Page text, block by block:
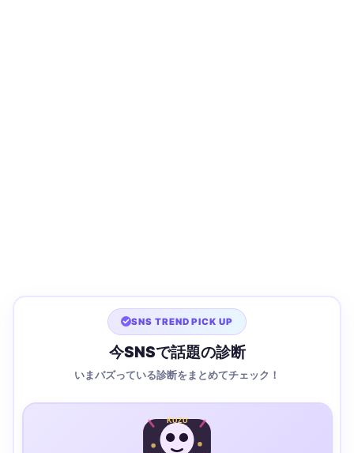
SNS TREND PICK UP
今SNSで話題の診断
いまバズっている診断をまとめてチェック！
KUZU